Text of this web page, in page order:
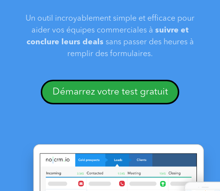
Un outil incroyablement simple et efficace pour
aider vos équipes commerciales à suivre et
conclure leurs deals sans passer des heures à
remplir des formulaires.
Démarrez votre test gratuit